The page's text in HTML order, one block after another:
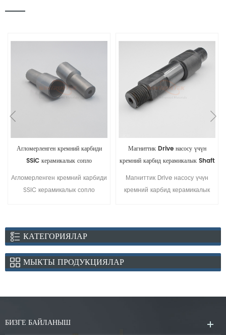
Агломерленген кремний карбиди
SSiC керамикалык сопло
Агломерленген кремний карбиди
SSiC керамикалык сопло
Магниттик Drive насосу үчүн
кремний карбид керамикалык Shaft
Магниттик Drive насосу үчүн
кремний карбид керамикалык
КАТЕГОРИЯЛАР
МЫКТЫ ПРОДУКЦИЯЛАР
БИЗГЕ БАЙЛАНЫШ